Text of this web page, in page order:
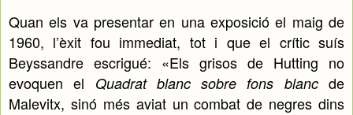
Quan els va presentar en una exposició el maig de
1960, l’èxit fou immediat, tot i que el crític suís
Beyssandre escrigué: «Els grisos de Hutting no
evoquen el Quadrat blanc sobre fons blancde
Malevitx, sinó més aviat un combat de negres dins